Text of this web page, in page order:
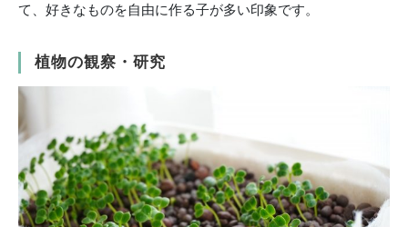
て、好きなものを自由に作る子が多い印象です。
植物の観察・研究